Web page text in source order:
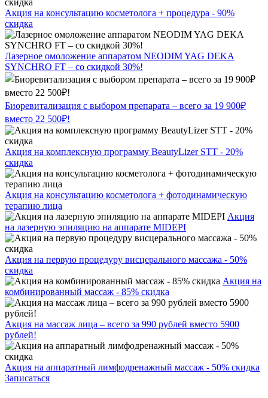
Акция на консультацию косметолога + процедура - 90%
скидка
Лазерное омоложение аппаратом NEODIM YAG DEKA
SYNCHRO FT – со скидкой 30%!
Биоревитализация с выбором препарата – всего за 19 900₽
вместо 22 500₽!
Акция на комплексную программу BeautyLizer STT - 20%
скидка
Акция на консультацию косметолога + фотодинамическую
терапию лица
Акция
на лазерную эпиляцию на аппарате MIDEPI
Акция на первую процедуру висцерального массажа - 50%
скидка
Акция на
комбинированный массаж - 85% скидка
Акция на массаж лица – всего за 990 рублей вместо 5900
рублей!
Акция на аппаратный лимфодренажный массаж - 50% скидка
Записаться